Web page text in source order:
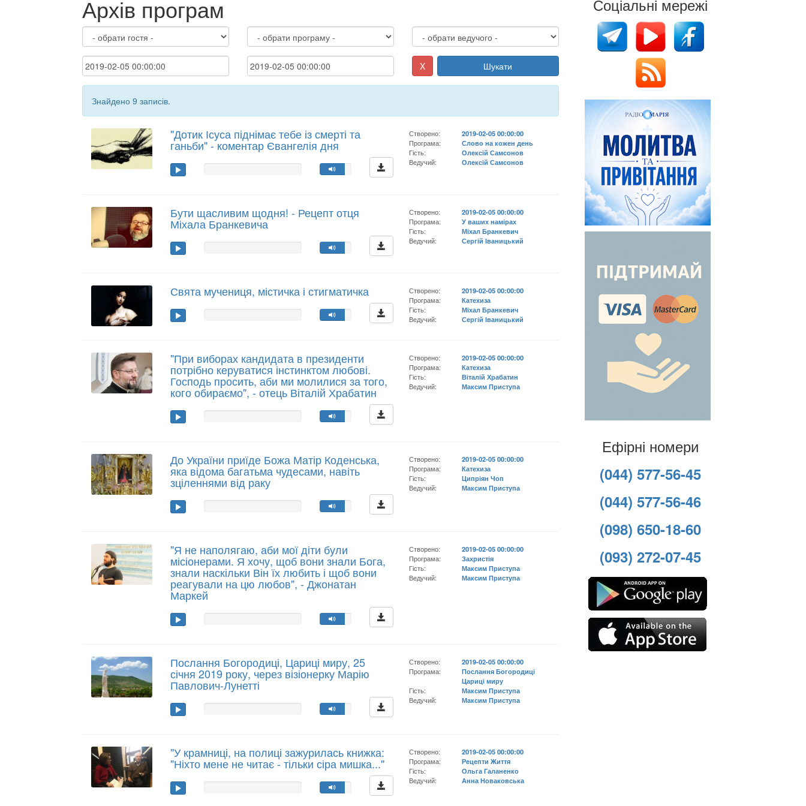
Архів програм
X Шукати
Знайдено 9 записів.
"Дотик Ісуса піднімає тебе із смерті та
ганьби" - коментар Євангелія дня
Створено:
2019-02-05 00:00:00
Програма:
Слово на кожен день
Гість:
Олексій Самсонов
Ведучий:
Олексій Самсонов
Бути щасливим щодня! - Рецепт отця
Міхала Бранкевича
Створено:
2019-02-05 00:00:00
Програма:
У ваших намірах
Гість:
Міхал Бранкевич
Ведучий:
Сергій Іваницький
Свята мучениця, містичка і стигматичка Створено:
2019-02-05 00:00:00
Програма:
Катехиза
Гість:
Міхал Бранкевич
Ведучий:
Сергій Іваницький
"При виборах кандидата в президенти
потрібно керуватися інстинктом любові.
Господь просить, аби ми молилися за того,
кого обираємо", - отець Віталій Храбатин
Створено:
2019-02-05 00:00:00
Програма:
Катехиза
Гість:
Віталій Храбатин
Ведучий:
Максим Приступа
До України приїде Божа Матір Коденська,
яка відома багатьма чудесами, навіть
зціленнями від раку
Створено:
2019-02-05 00:00:00
Програма:
Катехиза
Гість:
Ципріян Чоп
Ведучий:
Максим Приступа
"Я не наполягаю, аби мої діти були
місіонерами. Я хочу, щоб вони знали Бога,
знали наскільки Він їх любить і щоб вони
реагували на цю любов", - Джонатан
Маркей
Створено:
2019-02-05 00:00:00
Програма:
Захристія
Гість:
Максим Приступа
Ведучий:
Максим Приступа
Послання Богородиці, Цариці миру, 25
січня 2019 року, через візіонерку Марію
Павлович-Лунетті
Створено:
2019-02-05 00:00:00
Програма:
Послання Богородиці
Цариці миру
Гість:
Максим Приступа
Ведучий:
Максим Приступа
"У крамниці, на полиці зажурилась книжка:
"Ніхто мене не читає - тільки сіра мишка..."
Створено:
2019-02-05 00:00:00
Програма:
Рецепти Життя
Гість:
Ольга Галаненко
Ведучий:
Анна Новаковська
Соціальні мережі
Ефірні номери
(044) 577-56-45
(044) 577-56-46
(098) 650-18-60
(093) 272-07-45